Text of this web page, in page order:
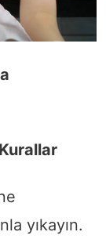
yıkayın.